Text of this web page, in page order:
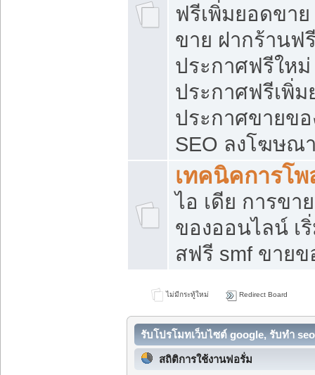
ฟรีเพิ่มยอดขา
ขาย ฝากร้านฟ
ประกาศฟรีใหม่
ประกาศฟรีเพิ่
ประกาศขายข
SEO ลงโฆษณ
เทคนิคการโ
ไอ เดีย การขา
ของออนไลน์ เ
สฟรี smf ขาย
ไม่มีกระทู้ใหม่ Redirect Board
รับโปรโมทเว็บไซต์ google, รับทำ
สถิติการใช้งานฟอรั่ม